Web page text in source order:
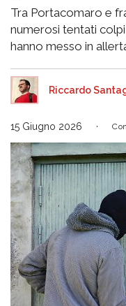
Tra Portacomaro e
numerosi tentati
hanno messo in
Riccardo
15 Giugno 2026